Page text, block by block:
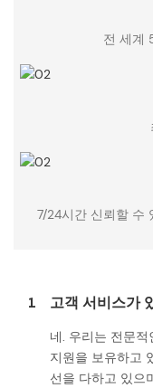
전 세계
7/24시간 신뢰할 수
1 고객 서비스가
네. 우리는 전문
지원을 보유하고
선을 다하고 있으